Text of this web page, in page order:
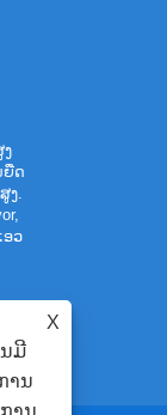
ຍືດ
ງ.
ອວ
X
ມີ
ານ
ານ